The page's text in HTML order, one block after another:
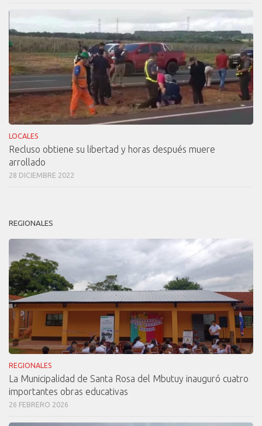
LOCALES
Recluso obtiene su libertad y horas después muere
arrollado
28 DICIEMBRE 2022
REGIONALES
REGIONALES
La Municipalidad de Santa Rosa del Mbutuy inauguró cuatro
importantes obras educativas
26 FEBRERO 2026